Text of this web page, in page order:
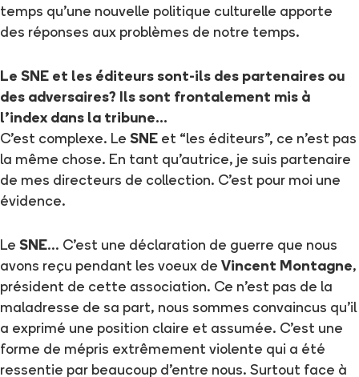
temps qu’une nouvelle politique culturelle apporte
des réponses aux problèmes de notre temps.
Le SNE et les éditeurs sont-ils des partenaires ou
des adversaires? Ils sont frontalement mis à
l’index dans la tribune…
C’est complexe. Le SNE et “les éditeurs”, ce n’est pas
la même chose. En tant qu’autrice, je suis partenaire
de mes directeurs de collection. C’est pour moi une
évidence.
Le SNE... C’est une déclaration de guerre que nous
avons reçu pendant les voeux de Vincent Montagne,
président de cette association. Ce n’est pas de la
maladresse de sa part, nous sommes convaincus qu’il
a exprimé une position claire et assumée. C’est une
forme de mépris extrêmement violente qui a été
ressentie par beaucoup d’entre nous. Surtout face à